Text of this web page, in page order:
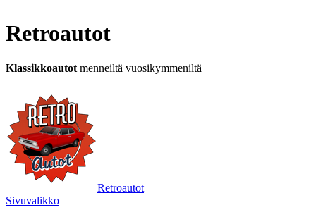
Retroautot
Klassikkoautot menneiltä vuosikymmeniltä
Retroautot
Sivuvalikko